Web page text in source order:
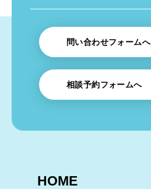
問い合わせフォームへ
相談予約フォームへ
HOME